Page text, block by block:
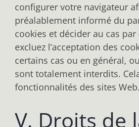
configurer votre navigateur
préalablement informé du
cookies et décider au cas par
excluez l’acceptation des
certains cas ou en général,
sont totalement interdits.
fonctionnalités des sites Web.
V. Droits de